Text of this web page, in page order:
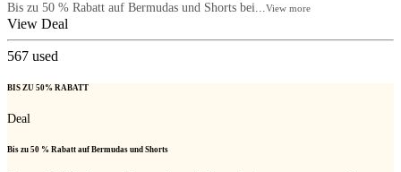
Bis zu 50 % Rabatt auf Bermudas und Shorts bei...View more
View Deal
567 used
BIS ZU 50% RABATT
Deal
Bis zu 50 % Rabatt auf Bermudas und Shorts